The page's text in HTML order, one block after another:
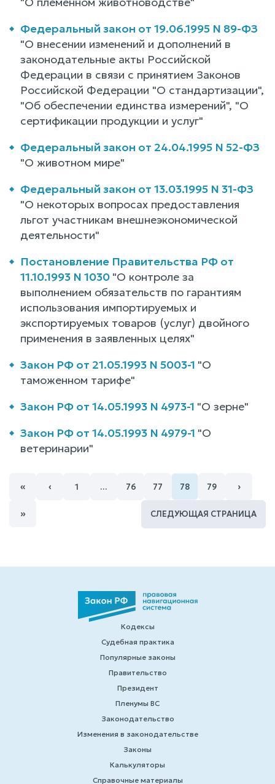
Федеральный закон от 19.06.1995 N 89-ФЗ
"О внесении изменений и дополнений в
законодательные акты Российской
Федерации в связи с принятием Законов
Российской Федерации "О стандартизации",
"Об обеспечении единства измерений", "О
сертификации продукции и услуг"
Федеральный закон от 24.04.1995 N 52-ФЗ
"О животном мире"
Федеральный закон от 13.03.1995 N 31-ФЗ
"О некоторых вопросах предоставления
льгот участникам внешнеэкономической
деятельности"
Постановление Правительства РФ от
11.10.1993 N 1030 "О контроле за
выполнением обязательств по гарантиям
использования импортируемых и
экспортируемых товаров (услуг) двойного
применения в заявленных целях"
Закон РФ от 21.05.1993 N 5003-1 "О
таможенном тарифе"
Закон РФ от 14.05.1993 N 4973-1 "О зерне"
Закон РФ от 14.05.1993 N 4979-1 "О
ветеринарии"
« ‹ 1 … 76 77 78 79 ›
» СЛЕДУЮЩАЯ СТРАНИЦА
Кодексы
Судебная практика
Популярные законы
Правительство
Президент
Пленумы ВС
Законодательство
Изменения в законодательстве
Законы
Калькуляторы
Справочные материалы